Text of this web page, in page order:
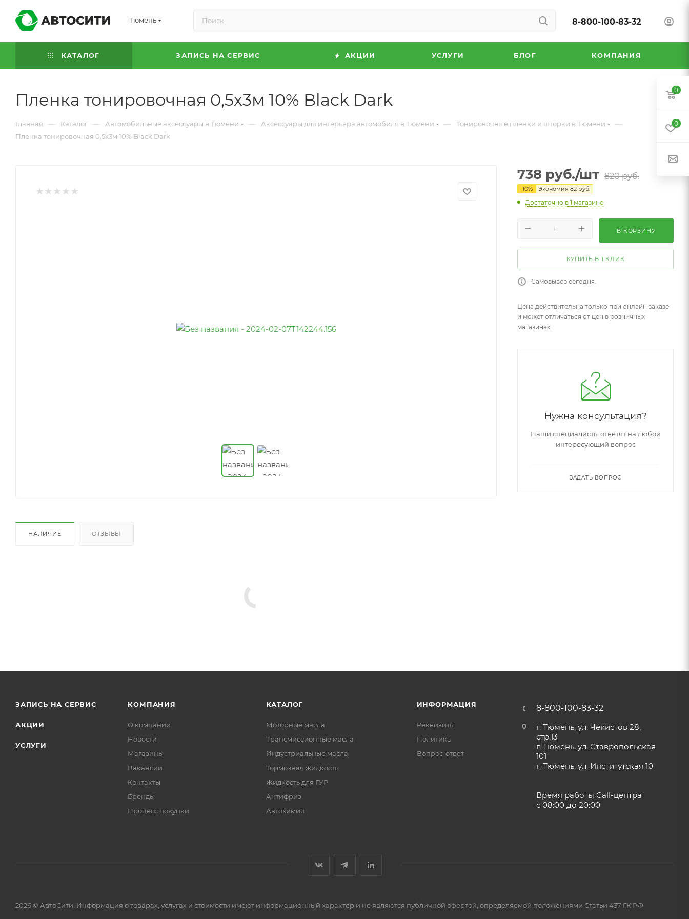
Тюмень 8-800-100-83-32
КАТАЛОГ ЗАПИСЬ НА СЕРВИС АКЦИИ УСЛУГИ БЛОГ КОМПАНИЯ
Пленка тонировочная 0,5х3м 10% Black Dark
Главная — Каталог — Автомобильные аксессуары в Тюмени — Аксессуары для интерьера автомобиля в Тюмени — Тонировочные пленки и шторки в Тюмени —
Пленка тонировочная 0,5х3м 10% Black Dark
НАЛИЧИЕ ОТЗЫВЫ
738 руб./шт 820руб.
-10% Экономия 82 руб.
Достаточно в 1 магазине
В КОРЗИНУ
КУПИТЬ В 1 КЛИК
Самовывоз сегодня.
Цена действительна только при онлайн заказе
и может отличаться от цен в розничных
магазинах
Нужна консультация?
Наши специалисты ответят на любой
интересующий вопрос
ЗАДАТЬ ВОПРОС
ЗАПИСЬ НА СЕРВИС
АКЦИИ
УСЛУГИ
КОМПАНИЯ
О компании
Новости
Магазины
Вакансии
Контакты
Бренды
Процесс покупки
КАТАЛОГ
Моторные масла
Трансмиссионные масла
Индустриальные масла
Тормозная жидкость
Жидкость для ГУР
Антифриз
Автохимия
ИНФОРМАЦИЯ
Реквизиты
Политика
Вопрос-ответ
8-800-100-83-32
г. Тюмень, ул. Чекистов 28,
стр.13
г. Тюмень, ул. Ставропольская
101
г. Тюмень, ул. Институтская 10
Время работы Call-центра
с 08:00 до 20:00
2026 © АвтоСити. Информация о товарах, услугах и стоимости имеют информационный характер и не являются публичной офертой, определяемой положениями Статьи 437 ГК РФ
0
0